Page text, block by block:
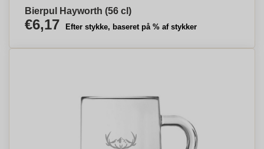
Bierpul Hayworth (56 cl)
€6,17 Efter stykke, baseret på % af stykker